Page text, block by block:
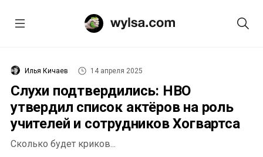
Илья Кичаев 14 апреля 2025
Слухи подтвердились: HBO
утвердил список актёров на роль
учителей и сотрудников Хогвартса
Сколько будет криков...